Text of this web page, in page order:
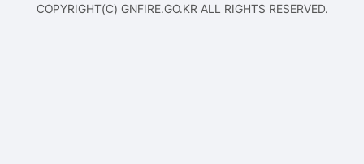
COPYRIGHT(C) GNFIRE.GO.KR ALL RIGHTS RESERVED.